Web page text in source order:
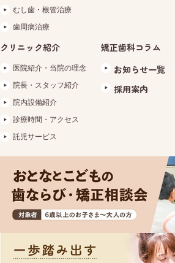
むし歯・根管治療
歯周病治療
クリニック紹介
医院紹介・当院の理念
院長・スタッフ紹介
院内設備紹介
診療時間・アクセス
託児サービス
矯正歯科コラム
お知らせ一覧
採用案内